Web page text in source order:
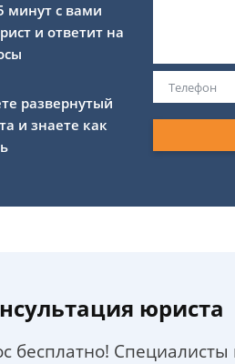
минут с вами
и ответит на
развернутый
и знаете как
юриста
бесплатно!